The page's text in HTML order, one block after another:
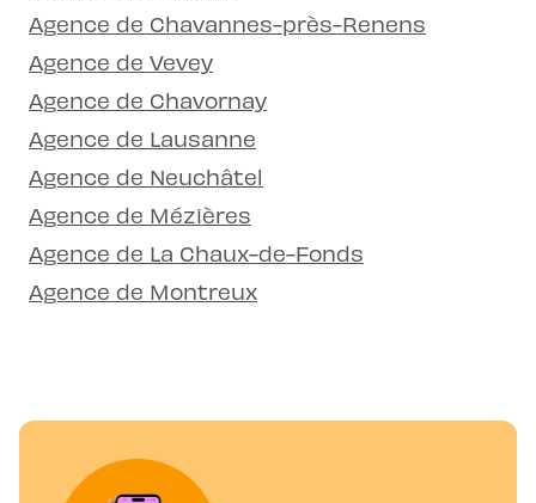
Agence de Chavannes-près-Renens
Agence de Vevey
Agence de Chavornay
Agence de Lausanne
Agence de Neuchâtel
Agence de Mézières
Agence de La Chaux-de-Fonds
Agence de Montreux